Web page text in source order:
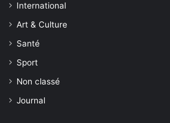
International
Art & Culture
Santé
Sport
Non classé
Journal